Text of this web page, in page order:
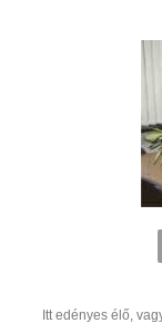
Itt edényes élő,